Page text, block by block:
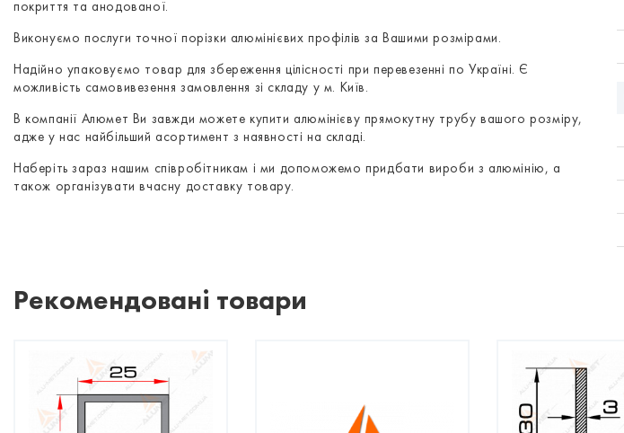
покриття та анодованої.
Виконуємо послуги точної порізки алюмінієвих профілів за Вашими розмірами.
Надійно упаковуємо товар для збереження цілісності при перевезенні по Україні. Є
можливість самовивезення замовлення зі складу у м. Київ.
В компанії Алюмет Ви завжди можете купити алюмінієву прямокутну трубу вашого розміру,
адже у нас найбільший асортимент з наявності на складі.
Наберіть зараз нашим співробітникам і ми допоможемо придбати вироби з алюмінію, а
також організувати вчасну доставку товару.
Рекомендовані товари